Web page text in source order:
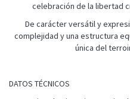
celebración de la libertad
De carácter versátil y
complejidad y una estructura
única del
DATOS TÉCNICOS